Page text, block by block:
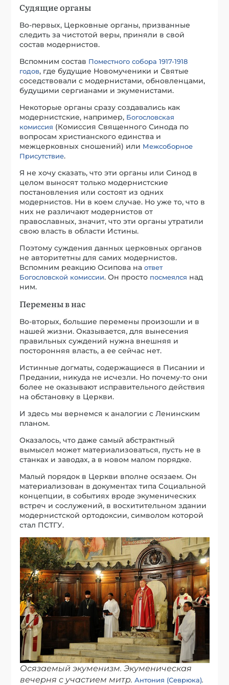
Судящие органы
Во-первых, Церковные органы, призванные
следить за чистотой веры, приняли в свой
состав модернистов.
Вспомним состав Поместного собора 1917-1918
годов, где будущие Новомученики и Святые
соседствовали с модернистами, обновленцами,
будущими сергианами и экуменистами.
Некоторые органы сразу создавались как
модернистские, например, Богословская
комиссия (Комиссия Священного Синода по
вопросам христианского единства и
межцерковных сношений) или Межсоборное
Присутствие.
Я не хочу сказать, что эти органы или Синод в
целом выносят только модернистские
постановления или состоят из одних
модернистов. Ни в коем случае. Но уже то, что в
них не различают модернистов от
православных, значит, что эти органы утратили
свою власть в области Истины.
Поэтому суждения данных церковных органов
не авторитетны для самих модернистов.
Вспомним реакцию Осипова наответ
Богословской комиссии. Он просто посмеялся над
ним.
Перемены в нас
Во-вторых, большие перемены произошли и в
нашей жизни. Оказывается, для вынесения
правильных суждений нужна внешняя и
посторонняя власть, а ее сейчас нет.
Истинные догматы, содержащиеся в Писании и
Предании, никуда не исчезли. Но почему-то они
более не оказывают исправительного действия
на обстановку в Церкви.
И здесь мы вернемся к аналогии с Ленинским
планом.
Оказалось, что даже самый абстрактный
вымысел может материализоваться, пусть не в
станках и заводах, а в новом малом порядке.
Малый порядок в Церкви вполне осязаем. Он
материализован в документах типа Социальной
концепции, в событиях вроде экуменических
встреч и сослужений, в восхитительном здании
модернистской ортодоксии, символом которой
стал ПСТГУ.
Осязаемый экуменизм. Экуменическая
вечерня с участием митр. Антония (Севрюка).